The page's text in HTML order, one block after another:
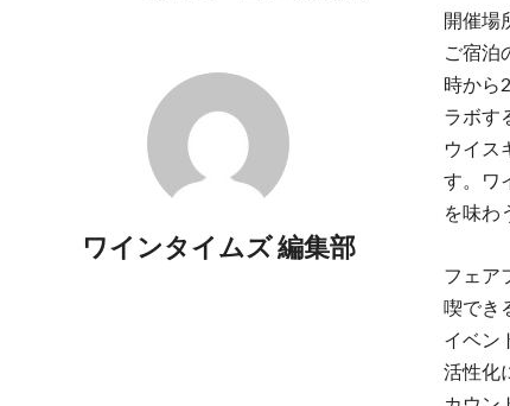
ワインタイムズ 編集部
開催場
ご宿泊
時から
ラボす
ウイス
す。ワ
を味わ
フェア
喫でき
イベン
活性化